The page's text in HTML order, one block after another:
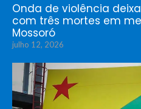
Onda de violência
com três mortes em
Mossoró
julho 12, 2026